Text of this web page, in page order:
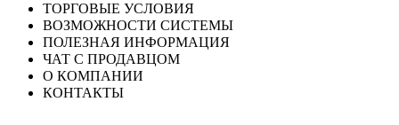
ТОРГОВЫЕ УСЛОВИЯ
ВОЗМОЖНОСТИ СИСТЕМЫ
ПОЛЕЗНАЯ ИНФОРМАЦИЯ
ЧАТ С ПРОДАВЦОМ
О КОМПАНИИ
КОНТАКТЫ